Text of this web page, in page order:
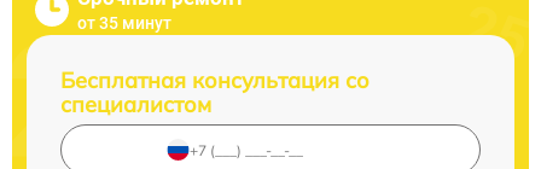
от 35 минут
Бесплатная консультация со
специалистом